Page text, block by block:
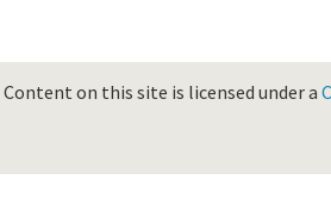
Content on this site is licensed under a